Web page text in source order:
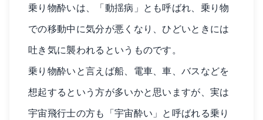
乗り物酔いは、「動揺病」とも呼ばれ、乗り物
での移動中に気分が悪くなり、ひどいときには
吐き気に襲われるというものです。
乗り物酔いと言えば船、電車、車、バスなどを
想起するという方が多いかと思いますが、実は
宇宙飛行士の方も「宇宙酔い」と呼ばれる乗り